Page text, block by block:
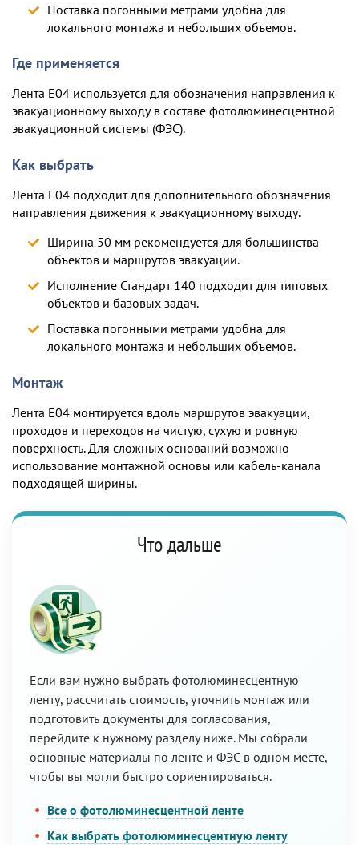
Поставка погонными метрами удобна для
локального монтажа и небольших объемов.
Где применяется
Лента E04 используется для обозначения направления к
эвакуационному выходу в составе фотолюминесцентной
эвакуационной системы (ФЭС).
Как выбрать
Лента E04 подходит для дополнительного обозначения
направления движения к эвакуационному выходу.
Ширина 50 мм рекомендуется для большинства
объектов и маршрутов эвакуации.
Исполнение Стандарт 140 подходитдля типовых
объектов и базовых задач.
Поставка погонными метрами удобна для
локального монтажа и небольших объемов.
Монтаж
Лента E04 монтируется вдоль маршрутов эвакуации,
проходов и переходов на чистую, сухую и ровную
поверхность. Для сложных оснований возможно
использование монтажной основы или кабель-канала
подходящей ширины.
Что дальше
Если вам нужно выбрать фотолюминесцентную
ленту, рассчитать стоимость, уточнить монтаж или
подготовить документы для согласования,
перейдите к нужному разделу ниже. Мы собрали
основные материалы по ленте и ФЭС в одном месте,
чтобы вы могли быстро сориентироваться.
Все о фотолюминесцентной ленте
Как выбрать фотолюминесцентную ленту